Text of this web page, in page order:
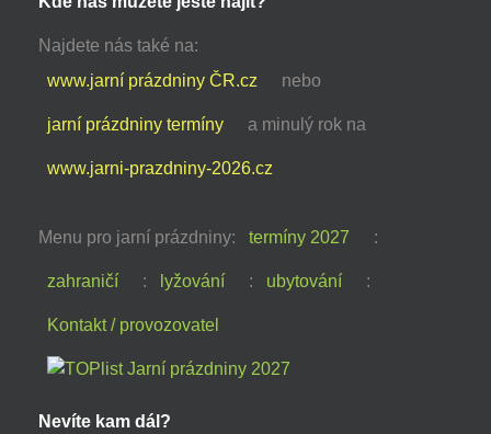
Najdete nás také na:
www.jarní prázdniny ČR.cz
nebo
jarní prázdniny termíny a minulý rok na
www.jarni-prazdniny-2026.cz
Menu pro jarní prázdniny: termíny 2027 :
zahraničí : lyžování : ubytování :
Kontakt / provozovatel
Nevíte kam dál?